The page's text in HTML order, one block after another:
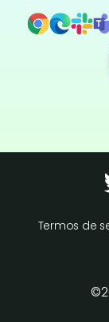
Termos de
©